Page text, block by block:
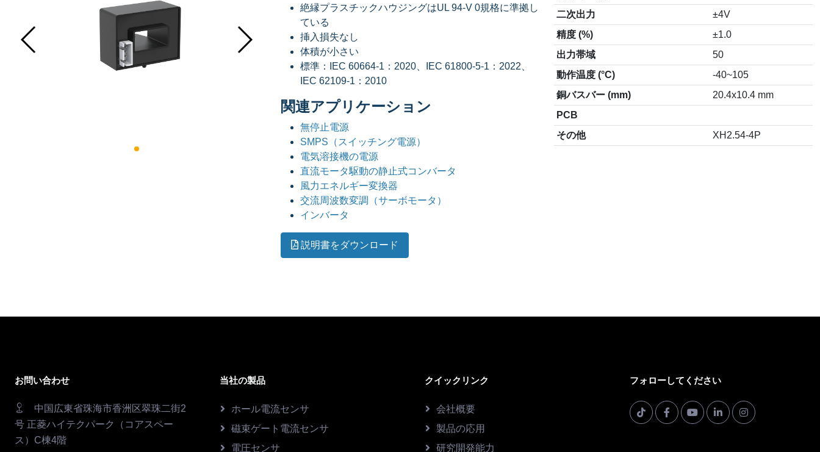
絶縁プラスチックハウジングはUL 94-V 0規格に準拠し
ている
挿入損失なし
体積が小さい
標準：IEC 60664-1：2020、IEC 61800-5-1：2022、
IEC 62109-1：2010
関連アプリケーション
無停止電源
SMPS（スイッチング電源）
電気溶接機の電源
直流モータ駆動の静止式コンバータ
風力エネルギー変換器
交流周波数変調（サーボモータ）
インバータ
説明書をダウンロード
二次出力
±4V
精度 (%)
±1.0
出力帯域
50
動作温度 (°C)
-40~105
銅バスバー (mm)
20.4x10.4 mm
PCB
その他
XH2.54-4P
お問い合わせ
中国広東省珠海市香洲区翠珠二街2
号 正菱ハイテクパーク（コアスペー
ス）C棟4階
当社の製品
ホール電流センサ
磁束ゲート電流センサ
電圧センサ
クイックリンク
会社概要
製品の応用
研究開発能力
フォローしてください